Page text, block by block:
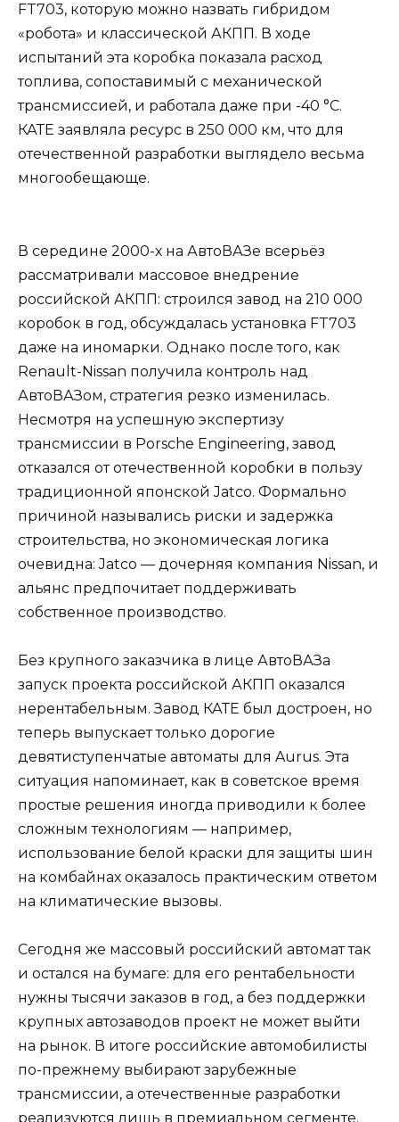
FT703, которую можно назвать гибридом
«робота» и классической АКПП. В ходе
испытаний эта коробка показала расход
топлива, сопоставимый с механической
трансмиссией, и работала даже при -40 °C.
КАТЕ заявляла ресурс в 250 000 км, что для
отечественной разработки выглядело весьма
многообещающе.
В середине 2000-х на АвтоВАЗе всерьёз
рассматривали массовое внедрение
российской АКПП: строился завод на 210 000
коробок в год, обсуждалась установка FT703
даже на иномарки. Однако после того, как
Renault-Nissan получила контроль над
АвтоВАЗом, стратегия резко изменилась.
Несмотря на успешную экспертизу
трансмиссии в Porsche Engineering, завод
отказался от отечественной коробки в пользу
традиционной японской Jatco. Формально
причиной назывались риски и задержка
строительства, но экономическая логика
очевидна: Jatco — дочерняя компания Nissan, и
альянс предпочитает поддерживать
собственное производство.
Без крупного заказчика в лице АвтоВАЗа
запуск проекта российской АКПП оказался
нерентабельным. Завод КАТЕ был достроен, но
теперь выпускает только дорогие
девятиступенчатые автоматы для Aurus. Эта
ситуация напоминает, как в советское время
простые решения иногда приводили к более
сложным технологиям — например,
использование белой краски для защиты шин
на комбайнах оказалось практическим ответом
на климатические вызовы.
Сегодня же массовый российский автомат так
и остался на бумаге: для его рентабельности
нужны тысячи заказов в год, а без поддержки
крупных автозаводов проект не может выйти
на рынок. В итоге российские автомобилисты
по-прежнему выбирают зарубежные
трансмиссии, а отечественные разработки
реализуются лишь в премиальном сегменте.